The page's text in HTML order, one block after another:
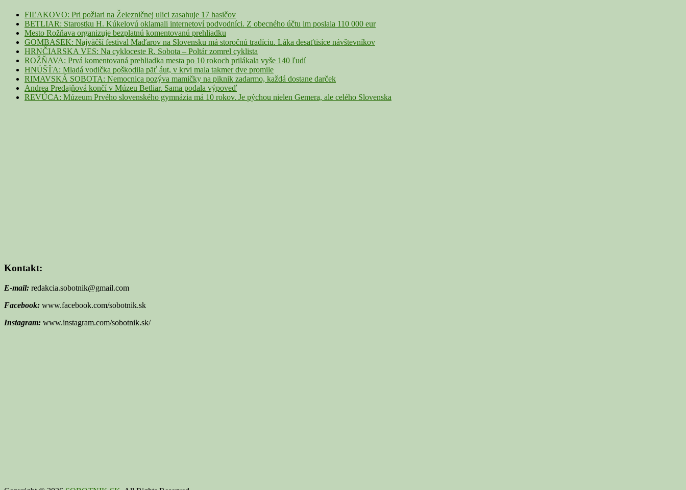
AreaFIĽAKOVO: Pri požiari na Železničnej ulici zasahuje 17 hasičov
BETLIAR: Starostku H. Kúkelovú oklamali internetoví podvodníci. Z obecného účtu im poslala 110 000 eur
Mesto Rožňava organizuje bezplatnú komentovanú prehliadku
GOMBASEK: Najväčší festival Maďarov na Slovensku má storočnú tradíciu. Láka desaťtisíce návštevníkov
HRNČIARSKA VES: Na cykloceste R. Sobota – Poltár zomrel cyklista
ROŽŇAVA: Prvá komentovaná prehliadka mesta po 10 rokoch prilákala vyše 140 ľudí
HNÚŠŤA: Mladá vodička poškodila päť áut, v krvi mala takmer dve promile
RIMAVSKÁ SOBOTA: Nemocnica pozýva mamičky na piknik zadarmo, každá dostane darček
Andrea Predajňová končí v Múzeu Betliar. Sama podala výpoveď
REVÚCA: Múzeum Prvého slovenského gymnázia má 10 rokov. Je pýchou nielen Gemera, ale celého Slovenska
Kontakt:
E-mail: redakcia.sobotnik@gmail.com
Facebook: www.facebook.com/sobotnik.sk
Instagram: www.instagram.com/sobotnik.sk/